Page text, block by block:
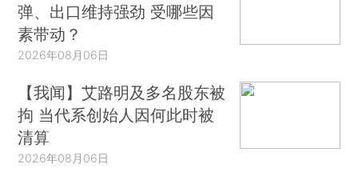
弹、出口维持强劲 受哪些因
素带动？
2026年08月06日
【我闻】艾路明及多名股东被
拘 当代系创始人因何此时被
清算
2026年08月06日